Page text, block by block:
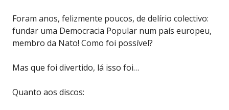
Foram anos, felizmente poucos, de delírio colectivo:
fundar uma Democracia Popular num país europeu,
membro da Nato! Como foi possível?
Mas que foi divertido, lá isso foi…
Quanto aos discos: